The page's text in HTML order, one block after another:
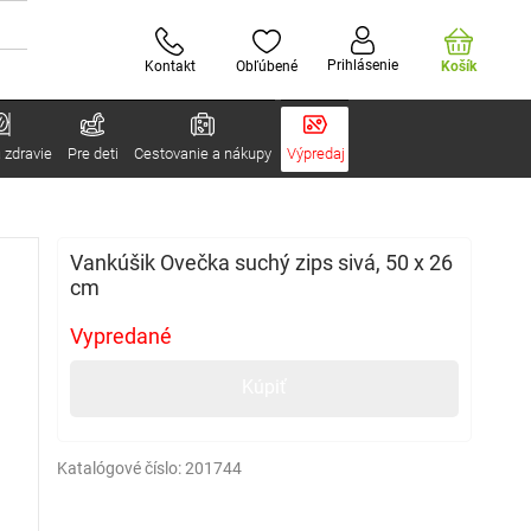
Kontakt Obľúbené Prihlásenie Košík
zdravie Pre deti Cestovanie a nákupy Výpredaj
Vankúšik Ovečka suchý zips sivá, 50 x 26
cm
Vypredané
Katalógové číslo:201744